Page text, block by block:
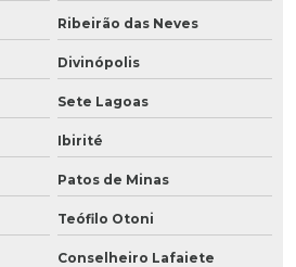
Ribeirão das Neves
Divinópolis
Sete Lagoas
Ibirité
Patos de Minas
Teófilo Otoni
Conselheiro Lafaiete